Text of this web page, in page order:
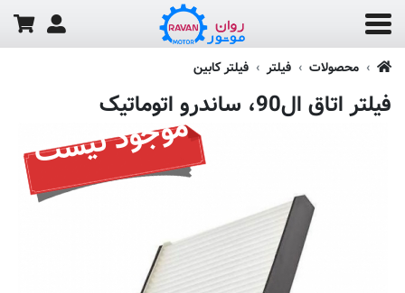
محصولات فیلتر فیلتر کابین
فیلتر اتاق ال90، ساندرو اتوماتیک موجود نیست